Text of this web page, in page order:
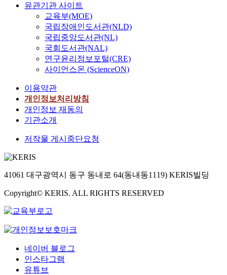
유관기관 사이트
교육부(MOE)
국립장애인도서관(NLD)
국립중앙도서관(NL)
국회도서관(NAL)
연구윤리정보포털(CRE)
사이언스온 (ScienceON)
이용약관
개인정보처리방침
개인정보 재동의
기관소개
저작물 게시중단요청
41061 대구광역시 동구 동내로 64(동내동1119) KERIS빌딩
Copyright© KERIS. ALL RIGHTS RESERVED
네이버 블로그
인스타그램
유튜브